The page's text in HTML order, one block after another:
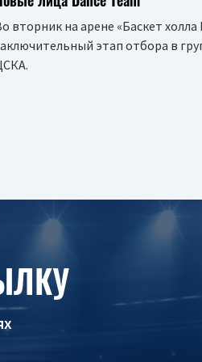
вторник на арене «Баскет
этап отбора в